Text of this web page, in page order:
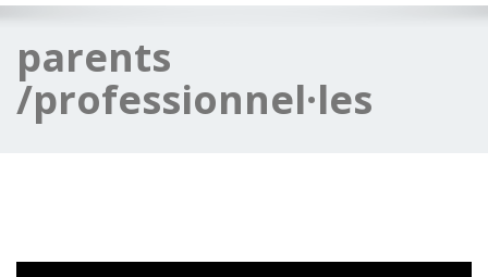
parents
/professionnel·les